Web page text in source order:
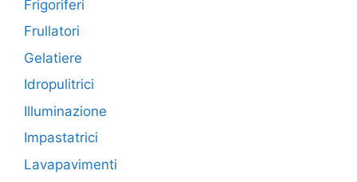
Frigoriferi
Frullatori
Gelatiere
Idropulitrici
Illuminazione
Impastatrici
Lavapavimenti